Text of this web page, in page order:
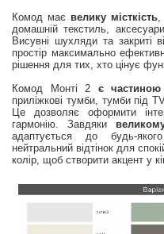
Комод має велику місткість
домашній текстиль,
Висувні шухляди та закриті
простір максимально
рішення для тих, хто цінує
Комод Монті 2 є частиною
приліжкові тумби, тумби під
Це дозволяє оформити
гармонію. Завдяки
адаптується до будь-
нейтральний відтінок для
колір, щоб створити акцент у